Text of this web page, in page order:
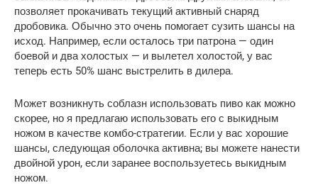
позволяет прокачивать текущий активный снаряд
дробовика. Обычно это очень помогает сузить шансы на
исход. Например, если осталось три патрона — один
боевой и два холостых — и вылетел холостой, у вас
теперь есть 50% шанс выстрелить в дилера.
Может возникнуть соблазн использовать пиво как можно
скорее, но я предлагаю использовать его с выкидным
ножом в качестве комбо-стратегии. Если у вас хорошие
шансы, следующая оболочка активна; вы можете нанести
двойной урон, если заранее воспользуетесь выкидным
ножом.